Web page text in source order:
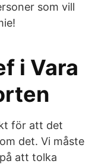
som vill
i Vara
för att det
det. Vi måste
att tolka